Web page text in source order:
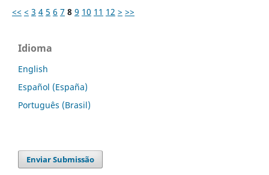
<< < 3 4 5 6 7 8 9 10 11 12 > >>
Idioma
English
Español (España)
Português (Brasil)
Enviar Submissão